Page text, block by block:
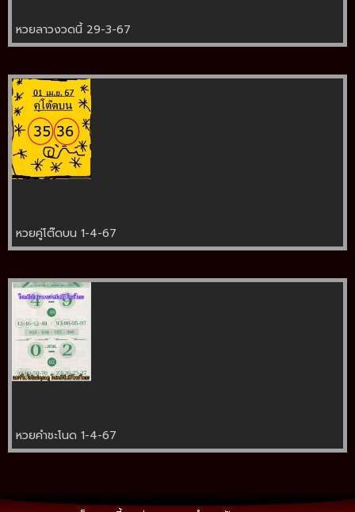
หวยลาวงวดนี้ 29-3-67
หวยคู่โต๊ดบน 1-4-67
หวยคำชะโนด 1-4-67